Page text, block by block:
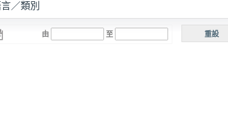
／類別
由 至 重設